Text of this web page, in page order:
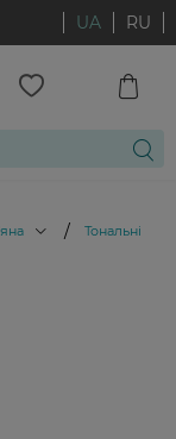
UA RU
/ Тональні